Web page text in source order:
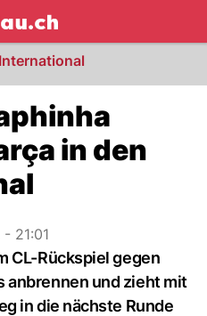
NAU.ch
in den
- 21:01
CL-Rückspiel gegen
anbrennen und zieht mit
in die nächste Runde